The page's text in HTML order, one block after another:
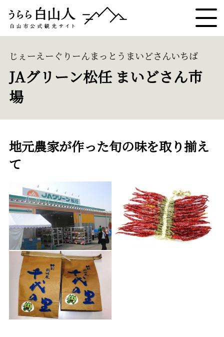
JAグリーン松任 まいどさん市
場
じぇーえーぐりーんまっとうまいどさんいちば
地元農家が作った旬の味を取り揃え
て